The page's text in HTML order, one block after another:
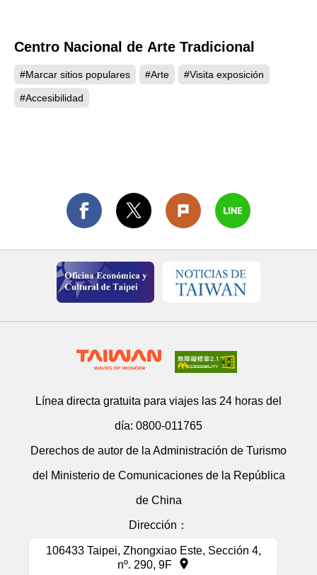
3284
Centro Nacional de Arte Tradicional
#Marcar sitios populares #Arte #Visita exposición
#Accesibilidad
Línea directa gratuita para viajes las 24 horas del
día: 0800-011765
Derechos de autor de la Administración de Turismo
del Ministerio de Comunicaciones de la República
de China
Dirección：
106433 Taipei, Zhongxiao Este, Sección 4,
nº. 290, 9F